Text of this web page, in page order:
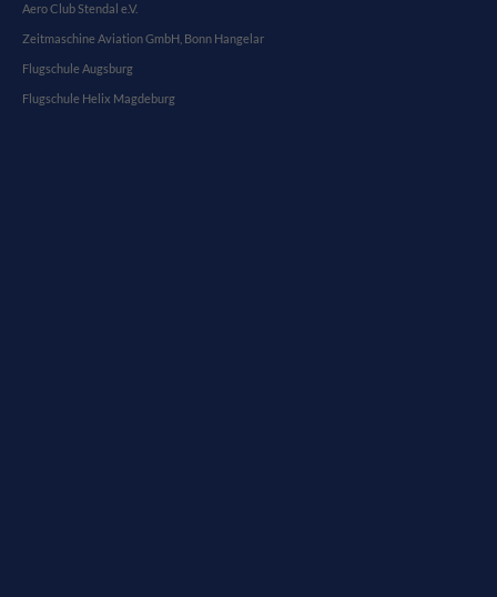
Aero Club Stendal e.V.
Zeitmaschine Aviation GmbH, Bonn Hangelar
Flugschule Augsburg
Flugschule Helix Magdeburg